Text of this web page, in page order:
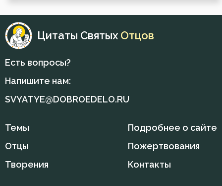
Цитаты Святых Отцов
Есть вопросы?
Напишите нам:
SVYATYE@DOBROEDELO.RU
Темы
Отцы
Творения
Подробнее о сайте
Пожертвования
Контакты